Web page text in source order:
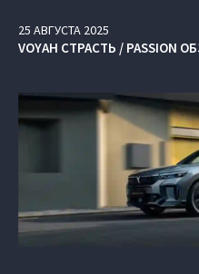
25 АВГУСТА 2025
VOYAH СТРАСТЬ /